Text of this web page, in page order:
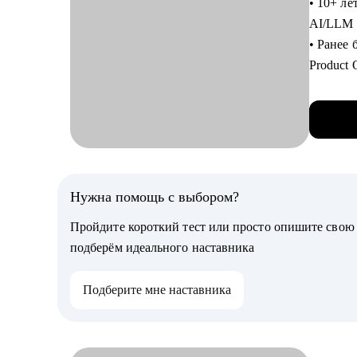
•
•
Топ-
• 10+
AI/LLM
• Ранее
Product
•
•
Нужна помощь с выбором?
Пройдите короткий тест или просто опишите
подберём идеального наставника
Подберите мне наставника